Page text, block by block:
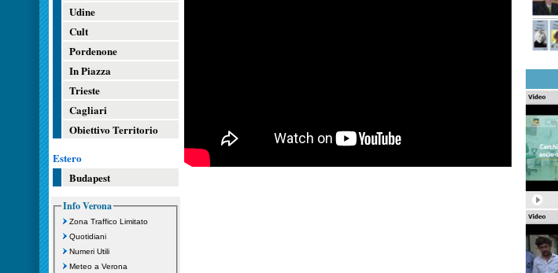
Udine
Cult
Pordenone
In Piazza
Trieste
Cagliari
Obiettivo Territorio
Estero
Budapest
Info Verona
Zona Traffico Limitato
Quotidiani
Numeri Utili
Meteo a Verona